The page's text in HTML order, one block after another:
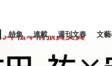
エンタメ ライフ
特集 連載 週刊文春 文
キ